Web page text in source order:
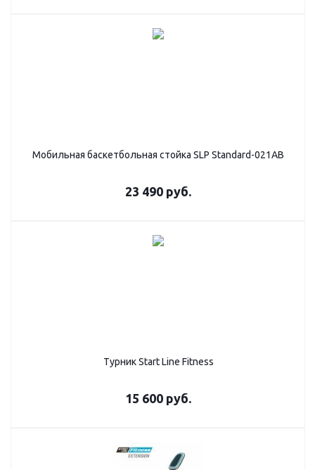
Мобильная баскетбольная стойка SLP Standard-021AB
23 490 руб.
Турник Start Line Fitness
15 600 руб.